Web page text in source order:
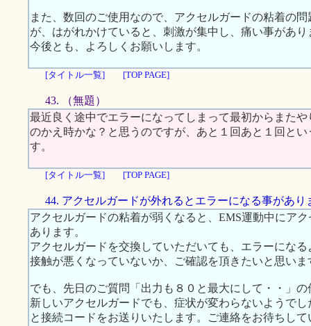
また、数回のご使用なので、アクセルガードの粘着の
が、はがれかけていると、刺激が集中し、痛い事があり
今後とも、よろしくお願いします。
[タイトル一覧] [TOP PAGE]
43. （無題）
最近良く途中でエラーになってしまって最初からまた
のかえ時かな？と思うのですが、あと１回あと１回と
す。
[タイトル一覧] [TOP PAGE]
44. アクセルガードが外れるとエラーになる事があり
アクセルガードの粘着が弱くなると、EMS運動中にア
あります。
アクセルガードを交換していただいても、エラーにな
接触が悪くなっていないか、ご確認を頂きたいと思いま
でも、先日のご質問「出力も８０と最大にして・・」
新しいアクセルガードでも、症状が変わらないようで
と接続コードをお送りいたします。ご連絡をお待ちして